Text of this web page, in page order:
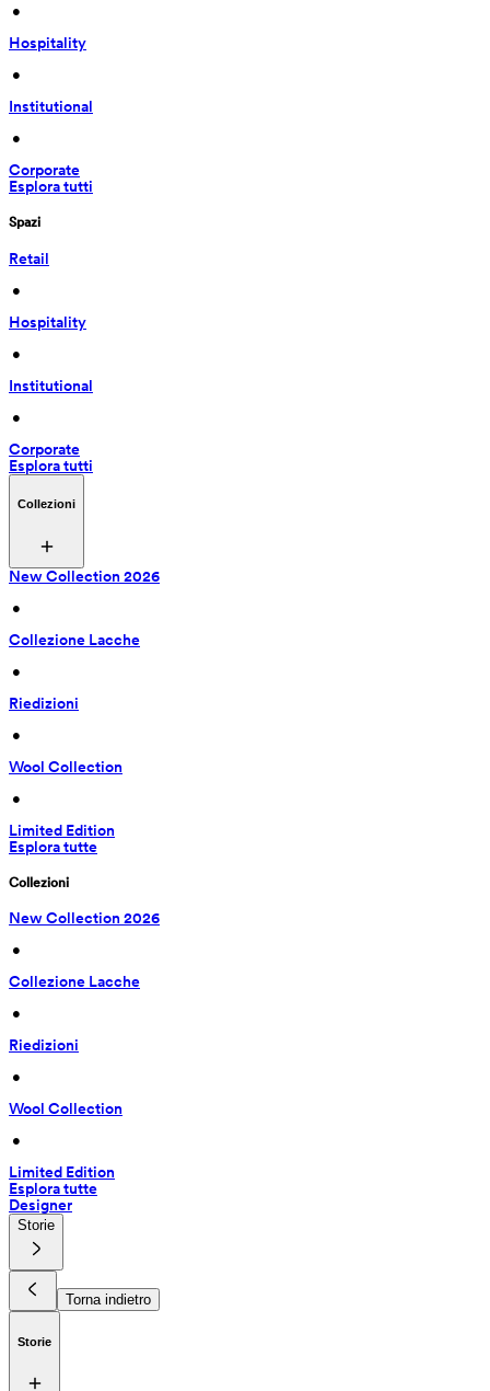
•
Hospitality
•
Institutional
•
Corporate
Esplora tutti
Spazi
Retail
•
Hospitality
•
Institutional
•
Corporate
Esplora tutti
Collezioni
New Collection 2026
•
Collezione Lacche
•
Riedizioni
•
Wool Collection
•
Limited Edition
Esplora tutte
Collezioni
New Collection 2026
•
Collezione Lacche
•
Riedizioni
•
Wool Collection
•
Limited Edition
Esplora tutte
Designer
Storie
Torna indietro
Storie